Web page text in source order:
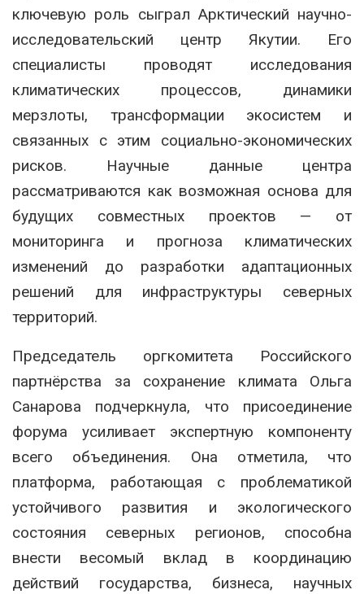
ключевую роль сыграл Арктический научно-
исследовательский центр Якутии. Его
специалисты проводят исследования
климатических процессов, динамики
мерзлоты, трансформации экосистем и
связанных с этим социально-экономических
рисков. Научные данные центра
рассматриваются как возможная основа для
будущих совместных проектов — от
мониторинга и прогноза климатических
изменений до разработки адаптационных
решений для инфраструктуры северных
территорий.
Председатель оргкомитета Российского
партнёрства за сохранение климата Ольга
Санарова подчеркнула, что присоединение
форума усиливает экспертную компоненту
всего объединения. Она отметила, что
платформа, работающая с проблематикой
устойчивого развития и экологического
состояния северных регионов, способна
внести весомый вклад в координацию
действий государства, бизнеса, научных